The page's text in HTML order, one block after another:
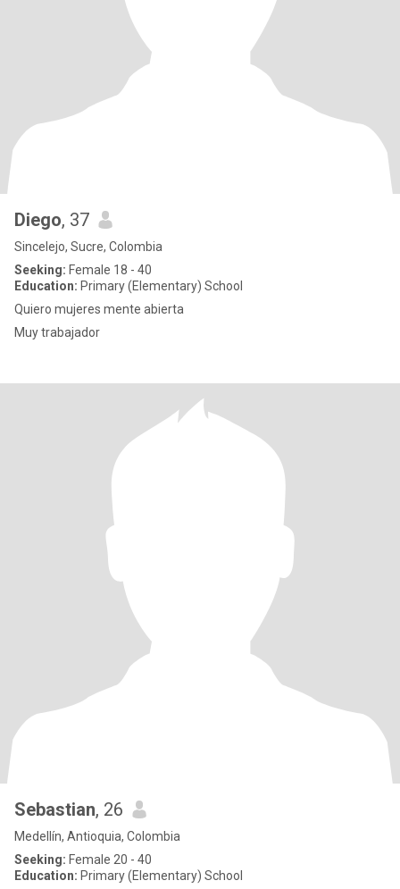
Diego, 37
Sincelejo, Sucre, Colombia
Seeking: Female 18 - 40
Education: Primary (Elementary) School
Quiero mujeres mente abierta
Muy trabajador
Sebastian, 26
Medellín, Antioquia, Colombia
Seeking: Female 20 - 40
Education: Primary (Elementary) School